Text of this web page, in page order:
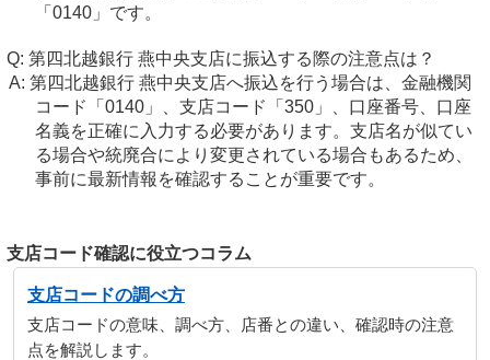
「0140」です。
第四北越銀行 燕中央支店に振込する際の注意点は？
第四北越銀行 燕中央支店へ振込を行う場合は、金融機関
コード「0140」、支店コード「350」、口座番号、口座
名義を正確に入力する必要があります。支店名が似てい
る場合や統廃合により変更されている場合もあるため、
事前に最新情報を確認することが重要です。
支店コード確認に役立つコラム
支店コードの調べ方
支店コードの意味、調べ方、店番との違い、確認時の注意
点を解説します。